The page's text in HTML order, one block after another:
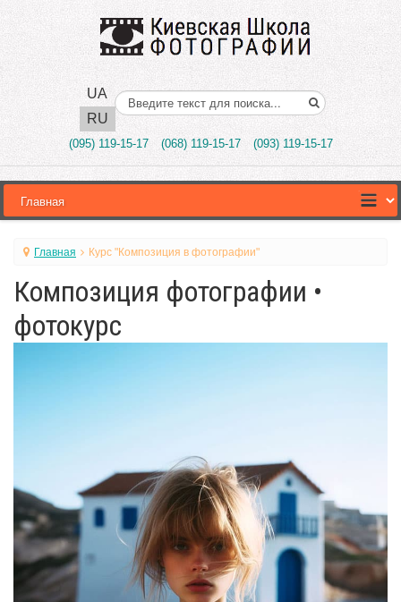
UA
RU
Поиск..
(095) 119-15-17 (068) 119-15-17 (093) 119-15-17
Главная Курс "Композиция в фотографии"
Композиция фотографии •
фотокурс